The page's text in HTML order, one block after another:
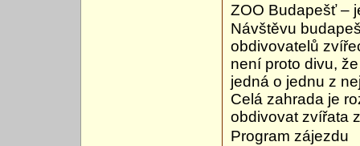
ZOO Budapešť –
Návštěvu
obdivovatelů
není proto divu,
jedná o jednu z
Celá zahrada je
obdivovat zvířata
Program zájezdu